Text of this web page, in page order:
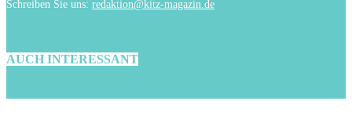
Schreiben Sie uns: redaktion@kitz-magazin.de
AUCH INTERESSANT